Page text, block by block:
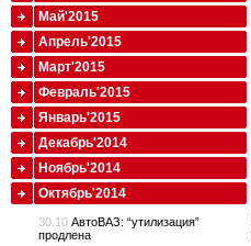
Май'2015
Апрель'2015
Март'2015
Февраль'2015
Январь'2015
Декабрь'2014
Ноябрь'2014
Октябрь'2014
30.10 АвтоВАЗ: “утилизация”
продлена